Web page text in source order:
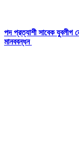
পদ প্রত্যাশী সাবেক যুবলীগ
মানববন্ধন